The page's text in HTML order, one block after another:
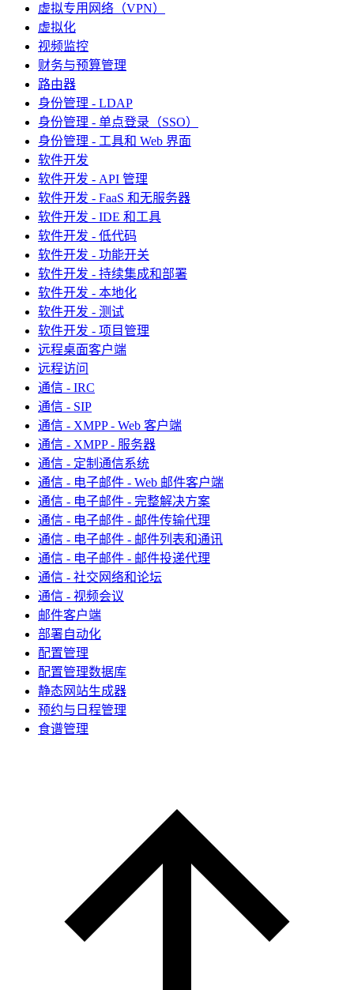
虚拟专用网络（VPN）
虚拟化
视频监控
财务与预算管理
路由器
身份管理 - LDAP
身份管理 - 单点登录（SSO）
身份管理 - 工具和 Web 界面
软件开发
软件开发 - API 管理
软件开发 - FaaS 和无服务器
软件开发 - IDE 和工具
软件开发 - 低代码
软件开发 - 功能开关
软件开发 - 持续集成和部署
软件开发 - 本地化
软件开发 - 测试
软件开发 - 项目管理
远程桌面客户端
远程访问
通信 - IRC
通信 - SIP
通信 - XMPP - Web 客户端
通信 - XMPP - 服务器
通信 - 定制通信系统
通信 - 电子邮件 - Web 邮件客户端
通信 - 电子邮件 - 完整解决方案
通信 - 电子邮件 - 邮件传输代理
通信 - 电子邮件 - 邮件列表和通讯
通信 - 电子邮件 - 邮件投递代理
通信 - 社交网络和论坛
通信 - 视频会议
邮件客户端
部署自动化
配置管理
配置管理数据库
静态网站生成器
预约与日程管理
食谱管理